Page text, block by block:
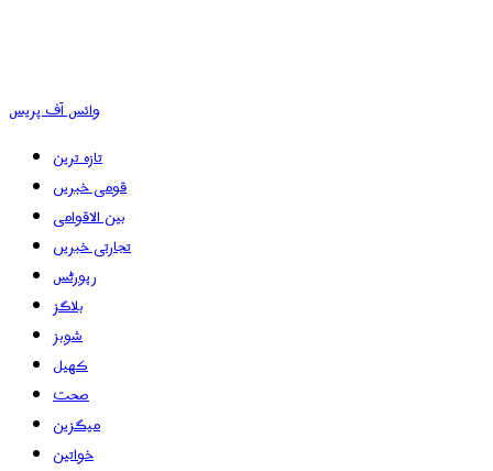
وائس آف پریس
تازہ ترین
قومی خبریں
بین الاقوامی
تجارتی خبریں
رپورٹس
بلاگز
شوبز
کھیل
صحت
میگزین
خواتین